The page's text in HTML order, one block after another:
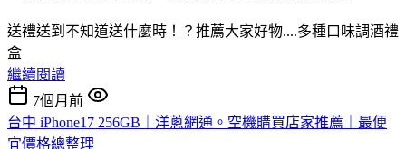
送禮送到不知道送什麼時！？推薦大家好物....多種口味調酒禮
盒
繼續閱讀
7個月前
台中 iPhone17 256GB｜洋蔥網通。空機購買店家推薦｜最便
宜價格總整理